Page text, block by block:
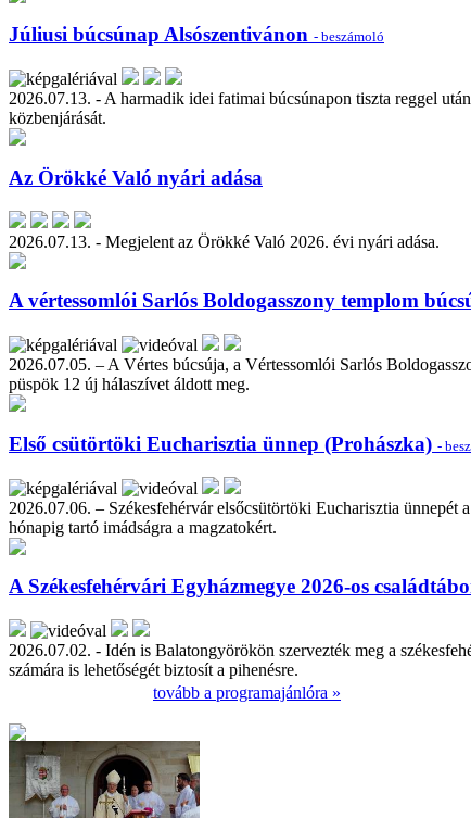
Júliusi búcsúnap Alsószentivánon - beszámoló
2026.07.13. - A harmadik idei fatimai búcsúnapon tiszta reggel
közbenjárását.
Az Örökké Való nyári adása
2026.07.13. - Megjelent az Örökké Való 2026. évi nyári adása.
A vértessomlói Sarlós Boldogasszony templom
2026.07.05. – A Vértes búcsúja, a Vértessomlói Sarlós
püspök 12 új hálaszívet áldott meg.
Első csütörtöki Eucharisztia ünnep (Prohászka) -
2026.07.06. – Székesfehérvár elsőcsütörtöki Eucharisztia
hónapig tartó imádságra a magzatokért.
A Székesfehérvári Egyházmegye 2026-os
2026.07.02. - Idén is Balatongyörökön szervezték meg a
számára is lehetőségét biztosít a pihenésre.
tovább a programajánlóra »